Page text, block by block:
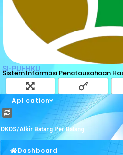
SI-PUHHKU
Sistem Informasi Penatausahaan
Aplication
DKDS/Afkir Batang Per Batang
Dashboard